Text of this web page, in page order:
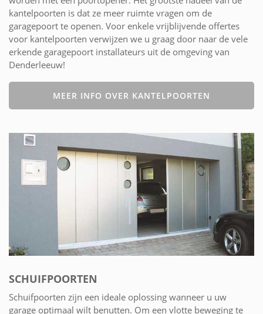
kantelpoorten is dat ze meer ruimte vragen om de
garagepoort te openen. Voor enkele vrijblijvende offertes
voor kantelpoorten verwijzen we u graag door naar de vele
erkende garagepoort installateurs uit de omgeving van
Denderleeuw!
MEER INFO OVER KANTELPOORTEN
SCHUIFPOORTEN
Schuifpoorten zijn een ideale oplossing wanneer u uw
garage optimaal wilt benutten. Om een vlotte beweging te